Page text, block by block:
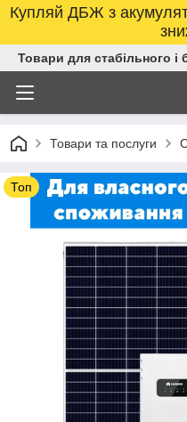
Купляй ДБЖ з
Товари для стабільного і
Товари та послуги
Топ